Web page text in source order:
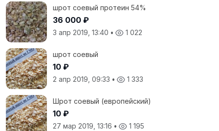
шрот соевый протеин 54%
36 000 ₽
3 апр 2019, 13:40 • 1 022
шрот соевый
10 ₽
2 апр 2019, 09:33 • 1 333
Шрот соевый (европейский)
10 ₽
27 мар 2019, 13:16 • 1 195